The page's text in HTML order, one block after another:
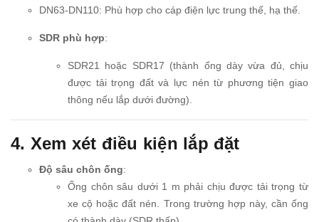
DN63-DN110: Phù hợp cho cáp điện lực trung thế, hạ thế.
SDR phù hợp:
SDR21 hoặc SDR17 (thành ống dày vừa đủ, chịu
được tải trọng đất và lực nén từ phương tiện giao
thông nếu lắp dưới đường).
4. Xem xét điều kiện lắp đặt
Độ sâu chôn ống:
Ống chôn sâu dưới 1 m phải chịu được tải trọng từ
xe cộ hoặc đất nén. Trong trường hợp này, cần ống